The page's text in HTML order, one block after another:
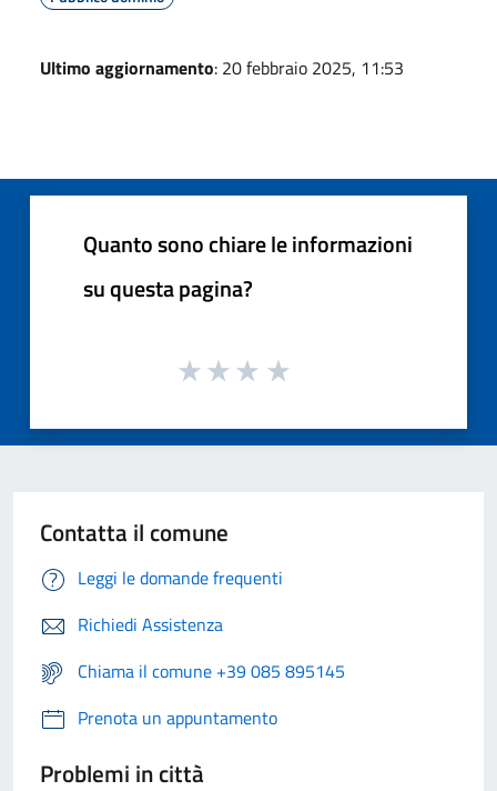
Ultimo aggiornamento: 20 febbraio 2025, 11:53
Quanto sono chiare le informazioni
su questa pagina?
Contatta il comune
Leggi le domande frequenti
Richiedi Assistenza
Chiama il comune +39 085 895145
Prenota un appuntamento
Problemi in città